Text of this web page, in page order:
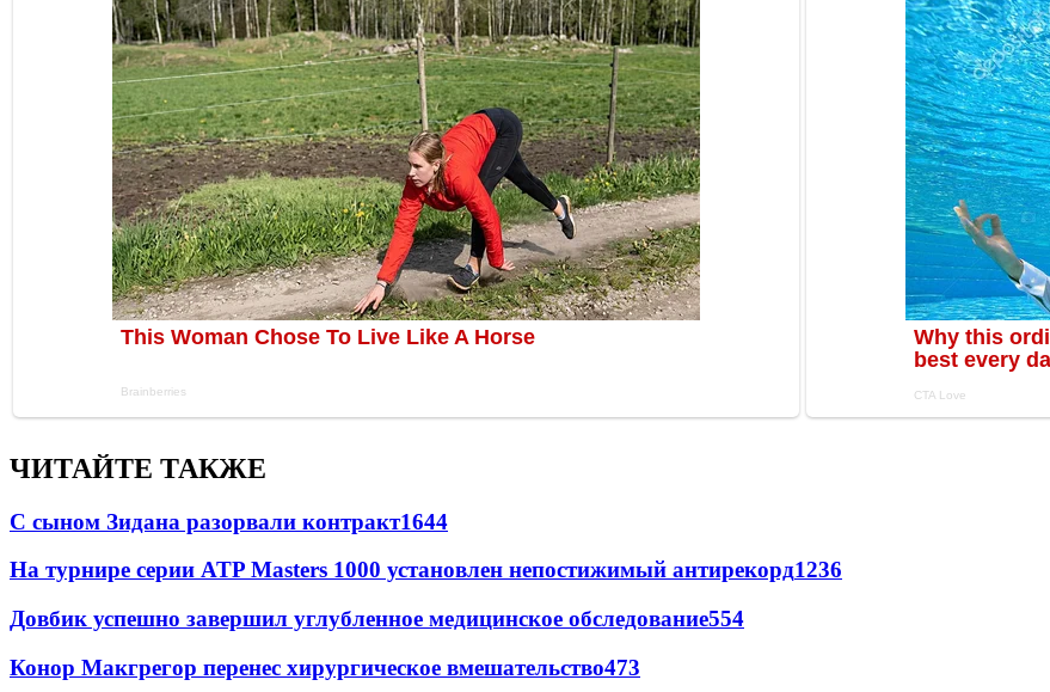
ЧИТАЙТЕ ТАКЖЕ
С сыном Зидана разорвали контракт1644
На турнире серии ATP Masters 1000 установлен непостижимый антирекорд1236
Довбик успешно завершил углубленное медицинское обследование554
Конор Макгрегор перенес хирургическое вмешательство473